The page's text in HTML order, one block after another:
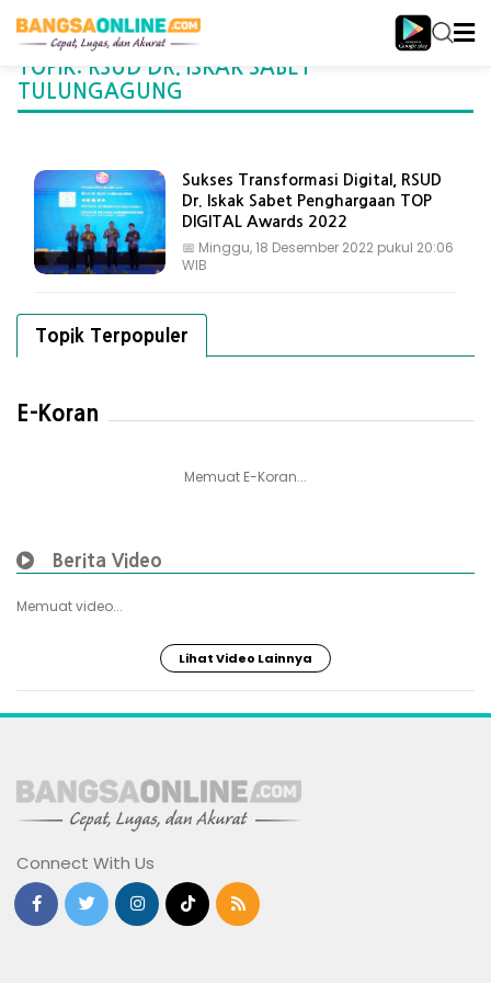
TOPIK: RSUD DR. ISKAK SABET
TULUNGAGUNG
Sukses Transformasi Digital, RSUD
Dr. Iskak Sabet Penghargaan TOP
DIGITAL Awards 2022
📅 Minggu, 18 Desember 2022 pukul 20:06
WIB
Topik Terpopuler
E-Koran
Memuat E-Koran...
Berita Video
Memuat video...
Lihat Video Lainnya
Connect With Us